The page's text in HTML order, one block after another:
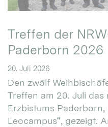
Treffen der
Paderborn 2026
20. Juli 2026
Den zwölf
Treffen am 20. Juli das
Erzbistums
Leocampus“, gezeigt.